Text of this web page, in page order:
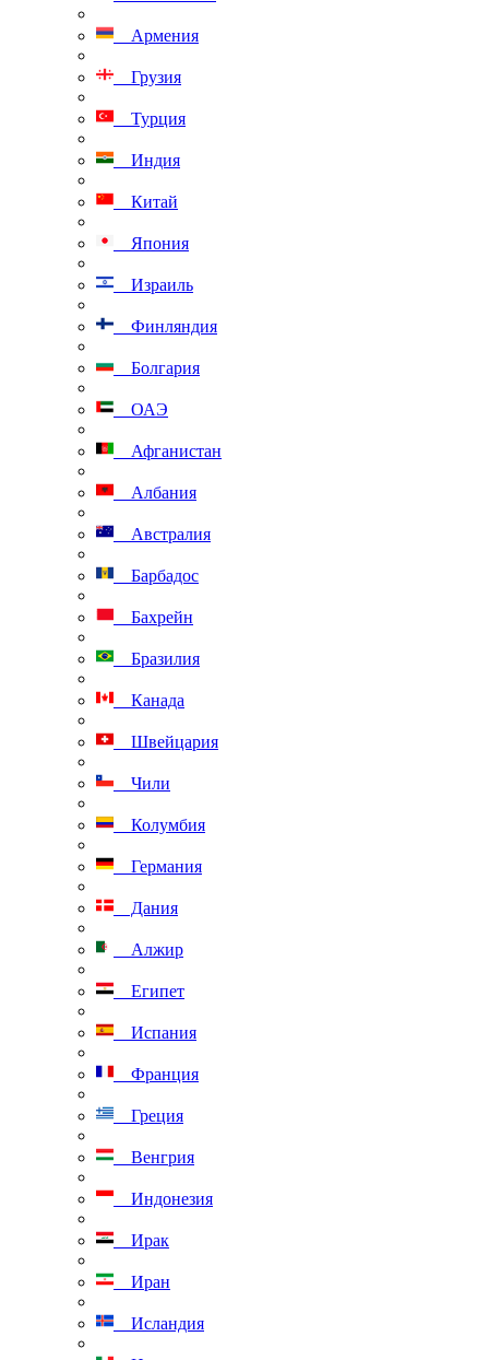
Армения
Грузия
Турция
Индия
Китай
Япония
Израиль
Финляндия
Болгария
ОАЭ
Афганистан
Албания
Австралия
Барбадос
Бахрейн
Бразилия
Канада
Швейцария
Чили
Колумбия
Германия
Дания
Алжир
Египет
Испания
Франция
Греция
Венгрия
Индонезия
Ирак
Иран
Исландия